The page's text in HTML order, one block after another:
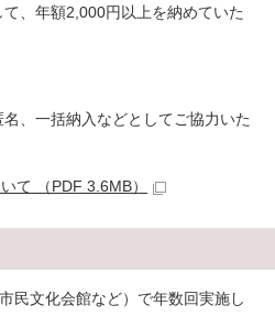
、年額2,000円以上を納めていた
、一括納入などとしてご協力いた
て （PDF 3.6MB）
民文化会館など）で年数回実施し